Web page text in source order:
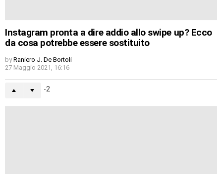
Instagram pronta a dire addio allo swipe up? Ecco
da cosa potrebbe essere sostituito
by Raniero J. De Bortoli
27 Maggio 2021, 16:16
-2